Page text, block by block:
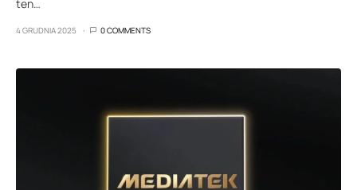
ten…
4 GRUDNIA 2025 0 COMMENTS